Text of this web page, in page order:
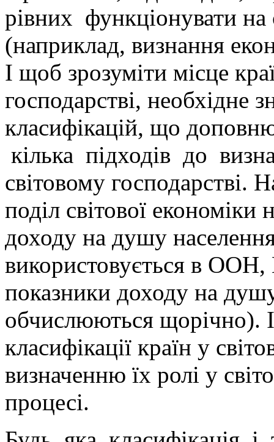
рівних функціонувати на
(наприклад, визнання
І щоб зрозуміти місце
господарстві, необхідне
класифікацій, що
кілька підходів до
світовому господарстві.
поділ світової
доходу на душу
використовується в
показники доходу на
обчислюються щорічно).
класифікації країн у
визначенню їх ролі у
процесі.